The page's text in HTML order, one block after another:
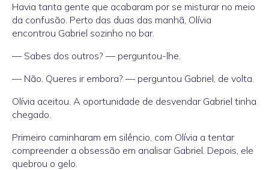
Havia tanta gente que acabaram por se misturar no meio
da confusão. Perto das duas das manhã, Olívia
encontrou Gabriel sozinho no bar.
— Sabes dos outros? — perguntou-lhe.
— Não. Queres ir embora? — perguntou Gabriel, de volta.
Olívia aceitou. A oportunidade de desvendar Gabriel tinha
chegado.
Primeiro caminharam em silêncio, com Olívia a tentar
compreender a obsessão em analisar Gabriel. Depois, ele
quebrou o gelo.